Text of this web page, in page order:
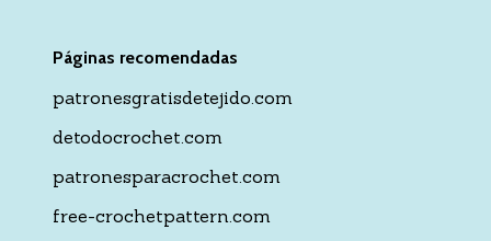
Páginas recomendadas
patronesgratisdetejido.com
detodocrochet.com
patronesparacrochet.com
free-crochetpattern.com